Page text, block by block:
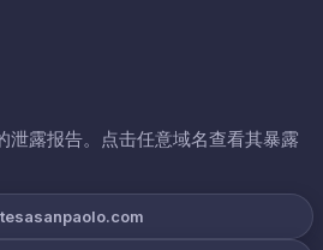
泄露报告。点击任意域名查看其暴露